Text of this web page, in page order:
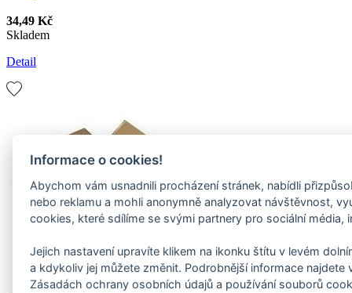
34,49 Kč
Skladem
Detail
Informace o cookies!
Abychom vám usnadnili procházení stránek, nabídli
nebo reklamu a mohli anonymně analyzovat návštěvnost,
cookies, které sdílíme se svými partnery pro sociální média,
Jejich nastavení upravíte klikem na ikonku štítu v levém
a kdykoliv jej můžete změnit. Podrobnější informace najdete
Zásadách ochrany osobních údajů a používání souborů